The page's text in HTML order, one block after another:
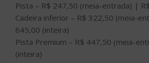
Pista – R$ 247,50 (meia-entrada) |
Cadeira inferior – R$ 322,50 (meia-
645,00 (inteira)
Pista Premium – R$ 447,50 (meia-
(inteira)